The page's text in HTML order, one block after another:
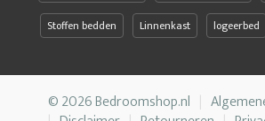
Stoffen bedden
Linnenkast logeerbed
© 2026 Bedroomshop.nl